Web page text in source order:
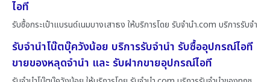
ไอที
รับซื้อกระเป๋าแบรนด์เนมบางเสาธง ให้บริการโดย รับจํานํา.com บริการรับจำ
รับจำนำโน๊ตบุ๊ควังน้อย บริการรับจำนำ รับซื้ออุปกรณ์ไอที
ขายของหลุดจำนำ และ รับฝากขายอุปกรณ์ไอที